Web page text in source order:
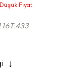
Fiyatı